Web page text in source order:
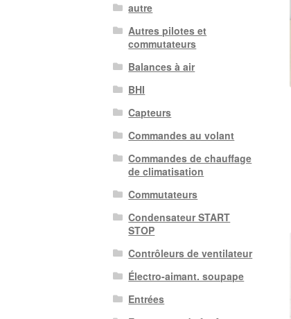
autre
Autres pilotes et
commutateurs
Balances à air
BHI
Capteurs
Commandes au volant
Commandes de chauffage
de climatisation
Commutateurs
Condensateur START
STOP
Contrôleurs de ventilateur
Électro-aimant. soupape
Entrées